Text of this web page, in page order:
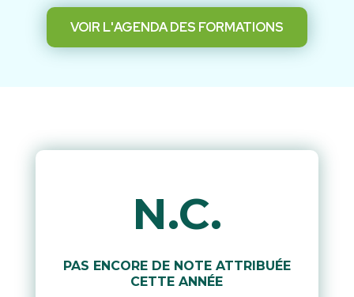
VOIR L'AGENDA DES FORMATIONS
N.C.
PAS ENCORE DE NOTE ATTRIBUÉE
CETTE ANNÉE